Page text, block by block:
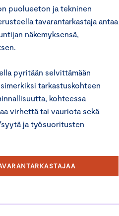
puolueeton ja tekninen
tavarantarkastaja antaa
näkemyksensä,
pyritään selvittämään
tarkastuskohteen
kohteessa
virhettä tai vauriota sekä
ja työsuoritusten